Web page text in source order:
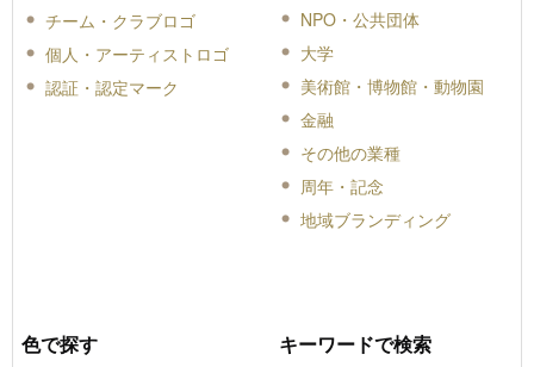
チーム・クラブロゴ
個人・アーティストロゴ
認証・認定マーク
NPO・公共団体
大学
美術館・博物館・動物園
金融
その他の業種
周年・記念
地域ブランディング
色で探す キーワードで検索